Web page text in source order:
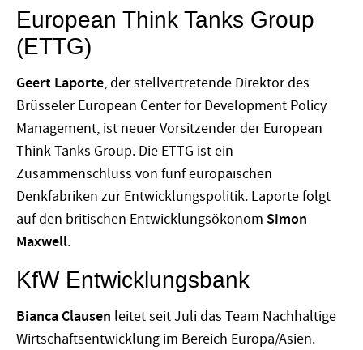
European Think Tanks Group
(ETTG)
Geert Laporte, der stellvertretende Direktor des
Brüsseler European Center for Development Policy
Management, ist neuer Vorsitzender der European
Think Tanks Group. Die ETTG ist ein
Zusammenschluss von fünf europäischen
Denkfabriken zur Entwicklungspolitik. Laporte folgt
auf den britischen Entwicklungsökonom Simon
Maxwell.
KfW Entwicklungsbank
Bianca Clausen leitet seit Juli das Team Nachhaltige
Wirtschaftsentwicklung im Bereich Europa/Asien.